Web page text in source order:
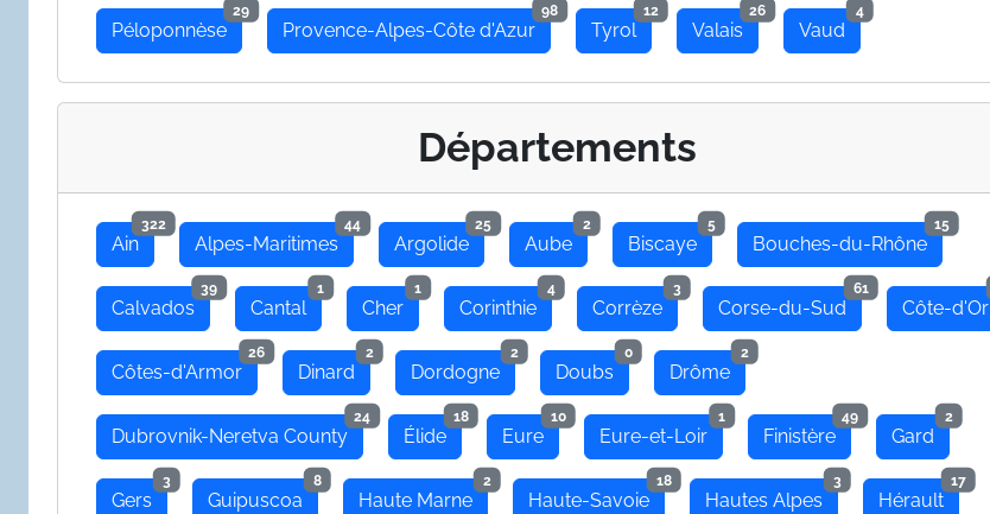
Péloponnèse
29
Provence-Alpes-Côte d'Azur
98
Tyrol
12
Valais
26
Vaud
4
Départements
Ain
322
Alpes-Maritimes
44
Argolide
25
Aube
2
Biscaye
5
Bouches-du-Rhône
15
Calvados
39
Cantal
1
Cher
1
Corinthie
4
Corrèze
3
Corse-du-Sud
61
Côte-d'Or
Côtes-d'Armor
26
Dinard
2
Dordogne
2
Doubs
0
Drôme
2
Dubrovnik-Neretva County
24
Élide
18
Eure
10
Eure-et-Loir
1
Finistère
49
Gard
2
Gers
3
Guipuscoa
8
Haute Marne
2
Haute-Savoie
18
Hautes Alpes
3
Hérault
17